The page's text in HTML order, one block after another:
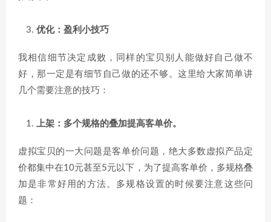
优化：盈利小技巧
我相信细节决定成败，同样的宝贝别人能做好自己做不
好，那一定是有细节自己做的还不够。这里给大家简单讲
几个需要注意的技巧：
上架：多个规格的叠加提高客单价。
虚拟宝贝的一大问题是客单价问题，绝大多数虚拟产品定
价都集中在10元甚至5元以下，为了提高客单价，多规格叠
加是非常好用的方法。多规格设置的时候要注意这些问
题：